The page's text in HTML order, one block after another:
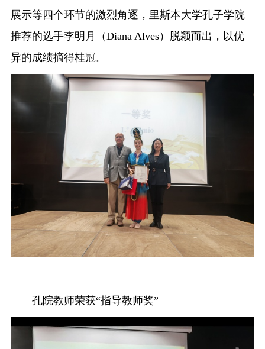
展示等四个环节的激烈角逐，里斯本大学孔子学院
推荐的选手李明月（Diana Alves）脱颖而出，以优
异的成绩摘得桂冠。
孔院教师荣获“指导教师奖”